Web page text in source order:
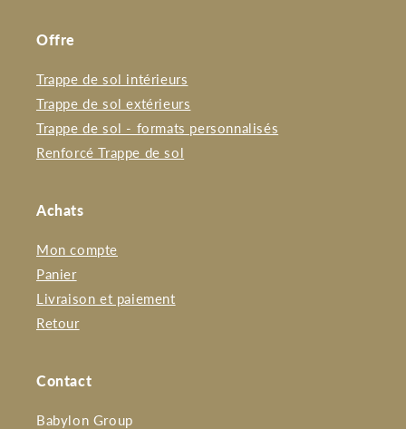
Offre
Trappe de sol intérieurs
Trappe de sol extérieurs
Trappe de sol - formats personnalisés
Renforcé Trappe de sol
Achats
Mon compte
Panier
Livraison et paiement
Retour
Contact
Babylon Group